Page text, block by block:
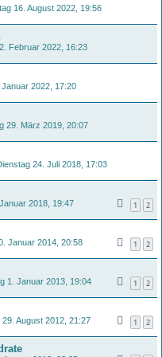
16. August 2022, 19:56
Februar 2022, 16:23
2022, 17:20
29. März 2019, 20:07
24. Juli 2018, 17:03
2018, 19:47
1 2
Januar 2014, 20:58
1 2
1. Januar 2013, 19:04
1 2
29. August 2012, 21:27
1 2